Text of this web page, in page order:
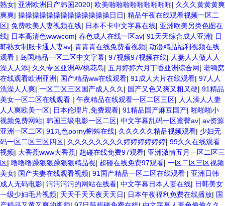
熟女| 亚洲欧洲日产韩国2020| 欧美啪啪啪啪啪啪啪啪啪| 久久久黄黄黄爽
爽爽| 操操操操操操操操操操操操操日日| 精品午夜在线观看视频一区二
区| 免费欧美人妻视频在线| 日本不卡中文字幕在线| 亚洲欧美另类色图在
线| 日本高清色wwwcom| 春色成人在线一区av| 91天天综合成人亚洲| 日
韩熟女制服卡通人妻av| 青青青在线免费看视频| 动漫精品福利视频在线
观看 | 岛国精品一区二区中文字幕| 97视频97视频在线| 人妻人人做人人
澡人人添| 久久专区亚洲AV桃花岛| 五月婷婷六月丁香亚洲综合网| 老鸭窝
在线观看欧洲亚洲| 国产精品ww在线观看| 91成人大片在线观看| 97人人
洗澡人人爽| 一区二区三区国产成人久久 | 国产又色又爽又粗又硬| 91精品
美女一区二区在线观看 | 午夜精品在线观看一区二区三区| 人人澡人人妻
人人爽欧美一区| 日本伦理片,免费观看| 91精品国产麻豆国产| 啪啪啪小
视频免费网站| 韩国三级电影一区二区| 中文字幕乱码一区蜜臀av| av资源
亚洲一区二区| 91九色porny蝌蚪在线| 久久久久久精品视频观看| 少妇无
码一区二区三区四区| 久久久久久久久久婷婷婷婷婷婷| 99久久在线观看
视频| 大香蕉www大香蕉| 超碰在线免费97观看| 亚洲激情五月一区二区三
区| 噜噜噜躁狠狠躁狠狠精品视| 超碰在线免费97观看| 一区二区三区视频
美女| 国产夫妻在线观看视频| 91国产精品一区二区在线观看 | 亚洲日韩
成人无码电影| 污污污污的网站在线看| 中文字幕日本人妻在线| 日韩美女
一级少妇毛片视频| 天天干天天夜天天日| 日本午夜福利免费在线播放| 国